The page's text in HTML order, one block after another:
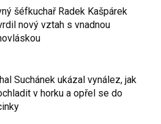
šéfkuchař Radek Kašpárek
nový vztah s vnadnou
Suchánek ukázal vynález, jak
v horku a opřel se do